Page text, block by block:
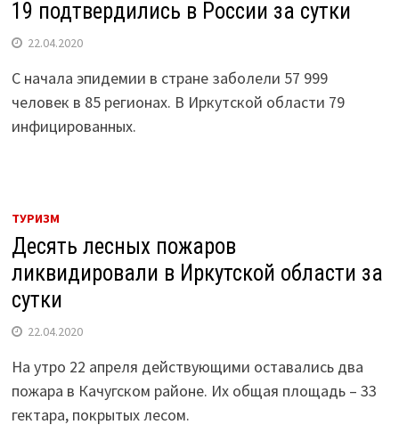
19 подтвердились в России за сутки
22.04.2020
С начала эпидемии в стране заболели 57 999
человек в 85 регионах. В Иркутской области 79
инфицированных.
ТУРИЗМ
Десять лесных пожаров
ликвидировали в Иркутской области за
сутки
22.04.2020
На утро 22 апреля действующими оставались два
пожара в Качугском районе. Их общая площадь – 33
гектара, покрытых лесом.